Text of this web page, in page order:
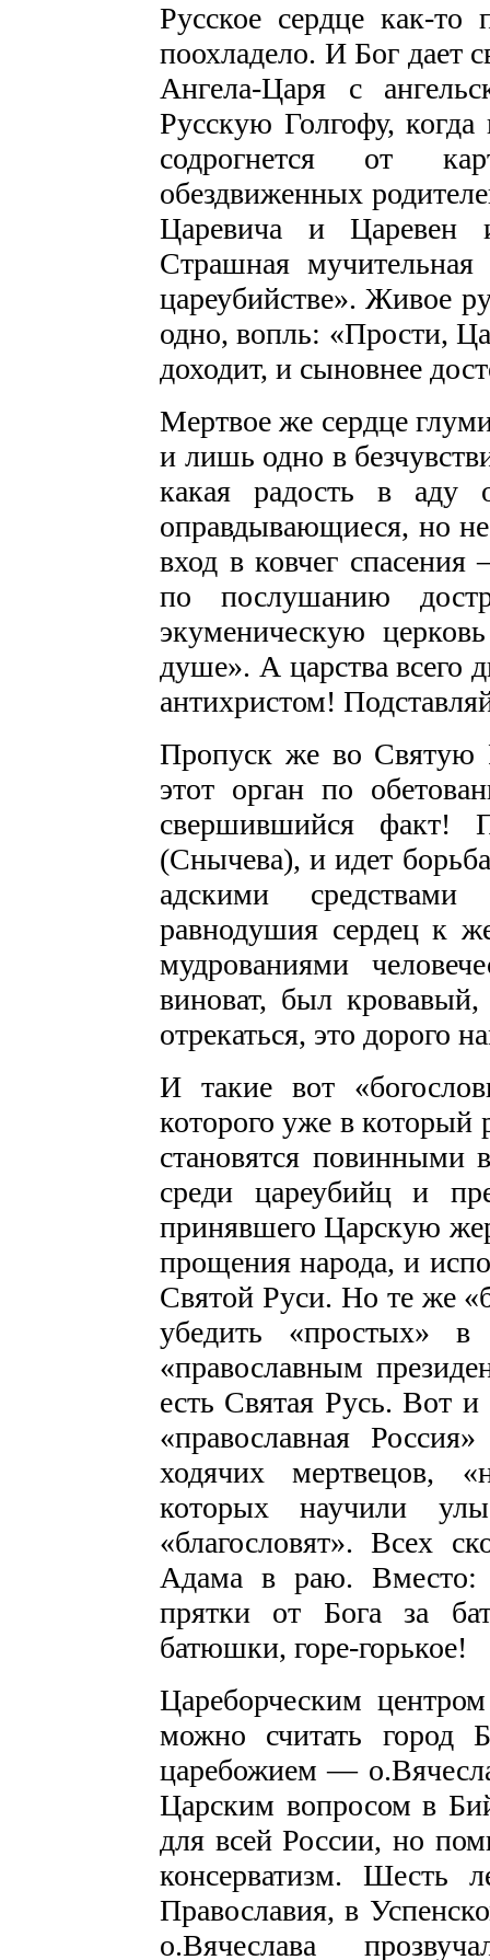
Русское сердце как-
поохладело. И Бог дает
Ангела-Царя с
Русскую Голгофу,
содрогнется от
обездвиженных
Царевича и Царевен
Страшная
цареубийстве». Живое
одно, вопль: «Прости,
доходит, и сыновнее
Мертвое же сердце
и лишь одно в
какая радость в
оправдывающиеся, но
вход в ковчег
по послушанию
экуменическую
душе». А царства всего
антихристом!
Пропуск же во Святую
этот орган по
свершившийся факт!
(Снычева), и идет
адскими
равнодушия сердец к
мудрованиями
виноват, был
отрекаться, это дорого
И такие вот
которого уже в который
становятся повинными
среди цареубийц и
принявшего Царскую
прощения народа, и
Святой Руси. Но те же
убедить «простых»
«православным
есть Святая Русь. Вот
«православная
ходячих мертвецов,
которых научили
«благословят». Всех
Адама в раю. Вместо:
прятки от Бога за
батюшки, горе-горькое!
Цареборческим
можно считать город
царебожием —
Царским вопросом в
для всей России, но
консерватизм. Шесть
Православия, в
о.Вячеслава